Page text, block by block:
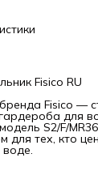
Fisico RU
Fisico —
для
S2/F/
для тех, кто